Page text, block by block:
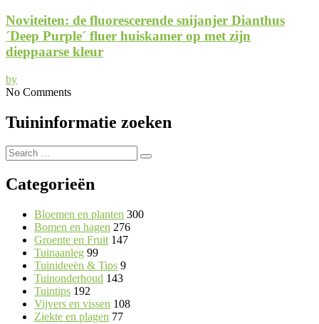
Noviteiten: de fluorescerende snijanjer Dianthus
´Deep Purple´ fluer huiskamer op met zijn
dieppaarse kleur
by
No Comments
Tuininformatie zoeken
Search
for:
Search
Categorieën
Bloemen en planten 300
Bomen en hagen 276
Groente en Fruit 147
Tuinaanleg 99
Tuinideeën & Tips 9
Tuinonderhoud 143
Tuintips 192
Vijvers en vissen 108
Ziekte en plagen 77